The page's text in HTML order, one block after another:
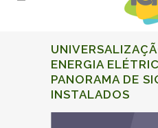
ENERGIA
PANORAMA DE
INSTALADOS